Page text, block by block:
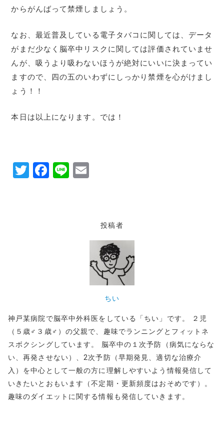
からがんばって禁煙しましょう。
なお、最近普及している電子タバコに関しては、データ
がまだ少なく脳卒中リスクに関しては評価されていませ
んが、吸うより吸わないほうが絶対にいいに決まってい
ますので、四の五のいわずにしっかり禁煙を心がけまし
ょう！！
本日は以上になります。では！
T
F
Li
投稿者
ちい
神戸某病院で脳卒中外科医をしている「ちい」です。 ２児
（５歳♂３歳♂）の父親で、趣味でランニングとフィットネ
スボクシングしています。 脳卒中の１次予防（病気にならな
い、再発させない）、2次予防（早期発見、適切な治療介
入）を中心として一般の方に理解しやすいよう情報発信して
いきたいとおもいます（不定期・更新頻度はおそめです）。
趣味のダイエットに関する情報も発信していきます。